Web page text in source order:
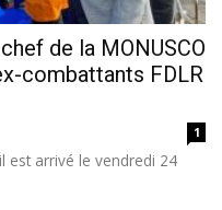
de la MONUSCO
combattants FDLR
1
est arrivé le vendredi 24